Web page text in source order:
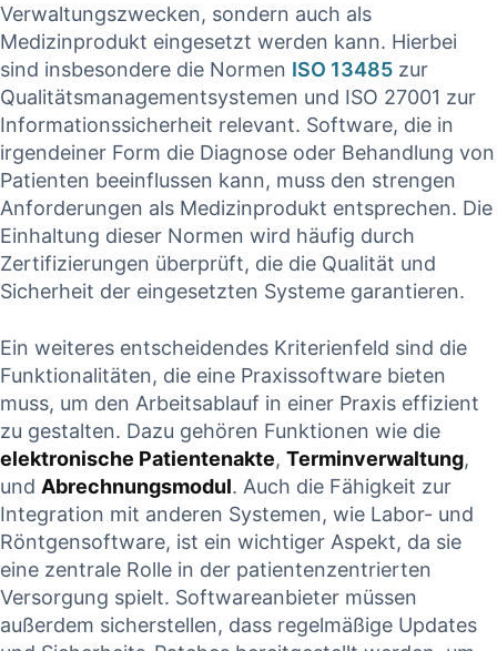
Verwaltungszwecken,‌ sondern​ auch als
Medizinprodukt eingesetzt werden kann.⁤ Hierbei
sind insbesondere die Normen ISO 13485 zur ​
Qualitätsmanagementsystemen und ISO 27001 zur
Informationssicherheit‌ relevant. Software, die in
irgendeiner Form‌ die Diagnose oder ‌Behandlung von
⁢Patienten beeinflussen ‌kann, muss​ den strengen
Anforderungen ‍als Medizinprodukt entsprechen. ⁣Die‍
Einhaltung dieser Normen ⁢wird ⁤häufig durch
Zertifizierungen ​überprüft, ‍die ‌die Qualität und
Sicherheit der ⁣eingesetzten Systeme garantieren.
Ein weiteres entscheidendes Kriterienfeld sind die
Funktionalitäten, die ​eine Praxissoftware⁣ bieten
‍muss, um den Arbeitsablauf in einer Praxis effizient
zu gestalten. Dazu gehören Funktionen wie die
elektronische Patientenakte, Terminverwaltung,
und⁤ Abrechnungsmodul.‍ Auch die ⁤Fähigkeit zur
Integration mit ⁢anderen Systemen,⁢ wie Labor- und
Röntgensoftware, ist ein wichtiger Aspekt,⁢ da sie
eine zentrale Rolle in⁤ der patientenzentrierten
Versorgung spielt. Softwareanbieter müssen
‌außerdem sicherstellen, dass ⁤regelmäßige Updates